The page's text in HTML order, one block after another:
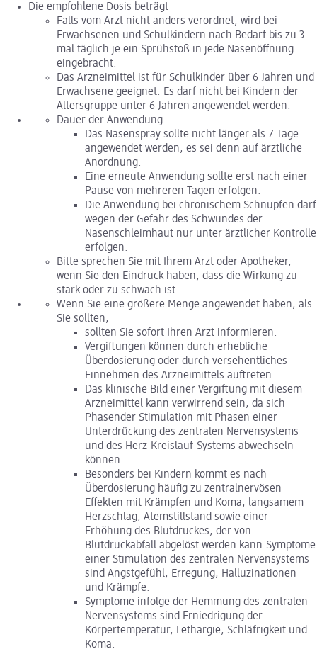
Die empfohlene Dosis beträgt
Falls vom Arzt nicht anders verordnet, wird bei
Erwachsenen und Schulkindern nach Bedarf bis zu 3-
mal täglich je ein Sprühstoß in jede Nasenöffnung
eingebracht.
Das Arzneimittel ist für Schulkinder über 6 Jahren und
Erwachsene geeignet. Es darf nicht bei Kindern der
Altersgruppe unter 6 Jahren angewendet werden.
Dauer der Anwendung
Das Nasenspray sollte nicht länger als 7 Tage
angewendet werden, es sei denn auf ärztliche
Anordnung.
Eine erneute Anwendung sollte erst nach einer
Pause von mehreren Tagen erfolgen.
Die Anwendung bei chronischem Schnupfen darf
wegen der Gefahr des Schwundes der
Nasenschleimhaut nur unter ärztlicher Kontrolle
erfolgen.
Bitte sprechen Sie mit Ihrem Arzt oder Apotheker,
wenn Sie den Eindruck haben, dass die Wirkung zu
stark oder zu schwach ist.
Wenn Sie eine größere Menge angewendet haben, als
Sie sollten,
sollten Sie sofort Ihren Arzt informieren.
Vergiftungen können durch erhebliche
Überdosierung oder durch versehentliches
Einnehmen des Arzneimittels auftreten.
Das klinische Bild einer Vergiftung mit diesem
Arzneimittel kann verwirrend sein, da sich
Phasender Stimulation mit Phasen einer
Unterdrückung des zentralen Nervensystems
und des Herz-Kreislauf-Systems abwechseln
können.
Besonders bei Kindern kommt es nach
Überdosierung häufig zu zentralnervösen
Effekten mit Krämpfen und Koma, langsamem
Herzschlag, Atemstillstand sowie einer
Erhöhung des Blutdruckes, der von
Blutdruckabfall abgelöst werden kann.Symptome
einer Stimulation des zentralen Nervensystems
sind Angstgefühl, Erregung, Halluzinationen
und Krämpfe.
Symptome infolge der Hemmung des zentralen
Nervensystems sind Erniedrigung der
Körpertemperatur, Lethargie, Schläfrigkeit und
Koma.